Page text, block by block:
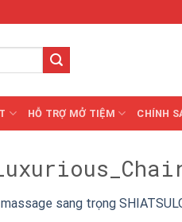
HỖ TRỢ MỞ TIỆM CHÍNH
massage sang trọng